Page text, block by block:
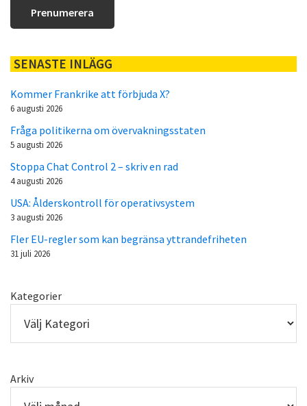
SENASTE INLÄGG
Kommer Frankrike att förbjuda X?
6 augusti 2026
Fråga politikerna om övervakningsstaten
5 augusti 2026
Stoppa Chat Control 2 – skriv en rad
4 augusti 2026
USA: Ålderskontroll för operativsystem
3 augusti 2026
Fler EU-regler som kan begränsa yttrandefriheten
31 juli 2026
Kategorier
Arkiv